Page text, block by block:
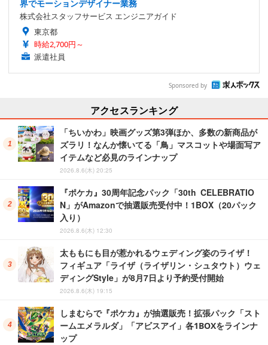
界でモーションデザイナー業務
株式会社スタッフサービス エンジニアガイド
東京都
時給2,700円～
派遣社員
Sponsored by
アクセスランキング
「ちいかわ」映画グッズ第3弾ほか、多数の新商品が
ズラリ！なんか懐いてる「鳥」マスコットや場面写ア
イテムなど必見のラインナップ
2026.8.6(木) 20:25
『ポケカ』30周年記念パック「30th CELEBRATIO
N」がAmazonで抽選販売受付中！1BOX（20パック
入り）
2026.8.6(木) 12:30
太ももにも目が惹かれるウェディング姿のライザ！
フィギュア「ライザ（ライザリン・シュタウト）ウェ
ディングStyle」が8月7日より予約受付開始
2026.8.6(木) 19:15
しまむらで『ポケカ』が抽選販売！拡張パック「スト
ームエメラルダ」「アビスアイ」各1BOXをラインナ
ップ